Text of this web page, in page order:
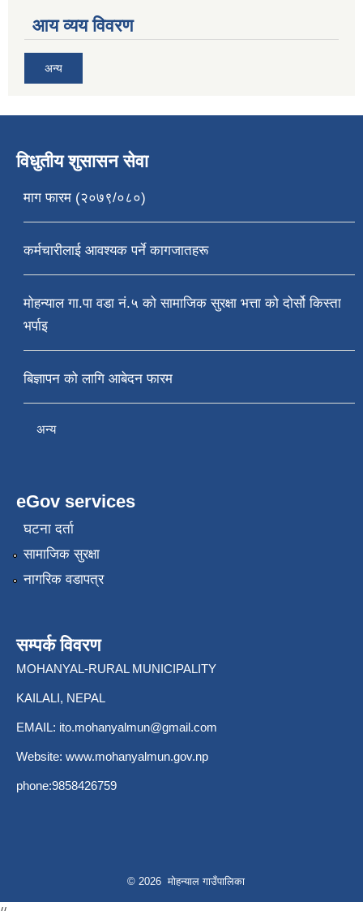
आय व्यय विवरण
अन्य
विधुतीय शुसासन सेवा
माग फारम (२०७९/०८०)
कर्मचारीलाई आवश्यक पर्ने कागजातहरू
मोहन्याल गा.पा वडा नं.५ को सामाजिक सुरक्षा भत्ता को दोर्सो किस्ता
भर्पाइ
बिज्ञापन को लागि आबेदन फारम
अन्य
eGov services
घटना दर्ता
सामाजिक सुरक्षा
नागरिक वडापत्र
सम्पर्क विवरण
MOHANYAL-RURAL MUNICIPALITY
KAILALI, NEPAL
EMAIL: ito.mohanyalmun@gmail.com
Website: www.mohanyalmun.gov.np
phone:9858426759
© 2026 मोहन्याल गाउँपालिका